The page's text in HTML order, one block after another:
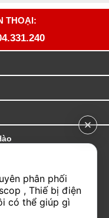
THOẠI:
- Thành phố Hà Nội
phân phối
, Thiế bị điện
có thể giúp gì